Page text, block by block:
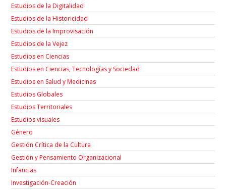
Estudios de la Digitalidad
Estudios de la Historicidad
Estudios de la Improvisación
Estudios de la Vejez
Estudios en Ciencias
Estudios en Ciencias, Tecnologías y Sociedad
Estudios en Salud y Medicinas
Estudios Globales
Estudios Territoriales
Estudios visuales
Género
Gestión Crítica de la Cultura
Gestión y Pensamiento Organizacional
Infancias
Investigación-Creación